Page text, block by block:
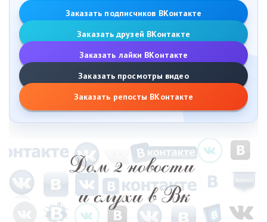
Заказать подписчиков ВКонтакте
Заказать друзей ВКонтакте
Заказать лайки ВКонтакте
Заказать просмотры видео
Заказать репосты ВКонтакте